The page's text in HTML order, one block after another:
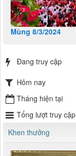
Mùng 8/3/2024
Đang truy cập
Hôm nay
Tháng hiện tại
Tổng lượt truy cập
Khen thưởng